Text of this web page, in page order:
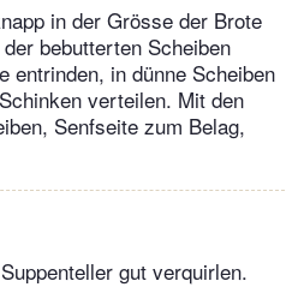
in der Grösse der Brote
bebutterten Scheiben
entrinden, in dünne Scheiben
verteilen. Mit den
Senfseite zum Belag,
gut verquirlen.